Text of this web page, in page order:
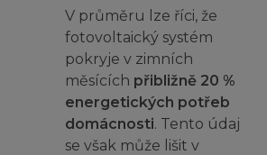
V průměru lze říci, že
fotovoltaický systém
pokryje v zimních
měsících přibližně 20 %
energetických potřeb
domácnosti. Tento údaj
se však může lišit v